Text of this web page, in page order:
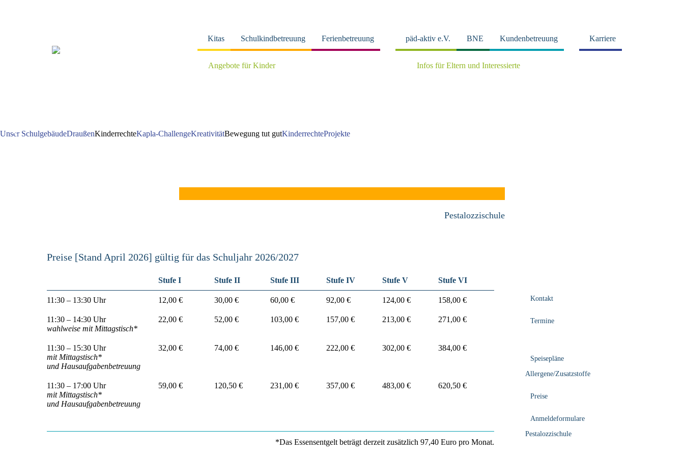
Kitas Schulkindbetreuung Ferienbetreuung päd-aktiv e.V. BNE Kundenbetreuung Karriere
Angebote für Kinder Infos für Eltern und Interessierte
Unser SchulgebäudeDraußenKinderrechteKapla-ChallengeKreativitätBewegung tut gutKinderrechteProjekte
Pestalozzischule
Preise [Stand April 2026] gültig für das Schuljahr 2026/2027
*Das Essensentgelt beträgt derzeit zusätzlich 97,40 Euro pro Monat.
Stufe I Stufe II Stufe III Stufe IV Stufe V Stufe VI
11:30 – 13:30 Uhr 12,00 € 30,00 € 60,00 € 92,00 € 124,00 € 158,00 €
11:30 – 14:30 Uhr
wahlweise mit Mittagstisch*
22,00 € 52,00 € 103,00 € 157,00 € 213,00 € 271,00 €
11:30 – 15:30 Uhr
mit Mittagstisch*
und Hausaufgabenbetreuung
32,00 € 74,00 € 146,00 € 222,00 € 302,00 € 384,00 €
11:30 – 17:00 Uhr
mit Mittagstisch*
und Hausaufgabenbetreuung
59,00 € 120,50 € 231,00 € 357,00 € 483,00 € 620,50 €
Kontakt
Termine
Speisepläne
Allergene/Zusatzstoffe
Preise
Anmeldeformulare
Pestalozzischule